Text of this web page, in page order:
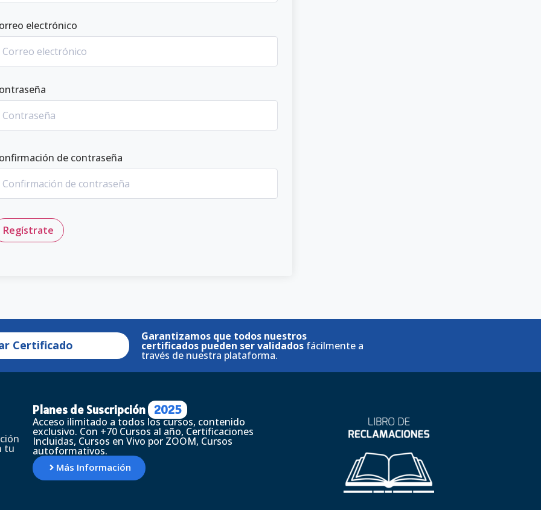
electrónico
de contraseña
Regístrate
Certificado
Garantizamos que todos nuestros
certificados pueden ser validados fácilmente a
través de nuestra plataforma.
tu
Planes de Suscripción 2025
Acceso ilimitado a todos los cursos, contenido
exclusivo. Con +70 Cursos al año, Certificaciones
Incluidas, Cursos en Vivo por ZOOM, Cursos
autoformativos.
Más Información